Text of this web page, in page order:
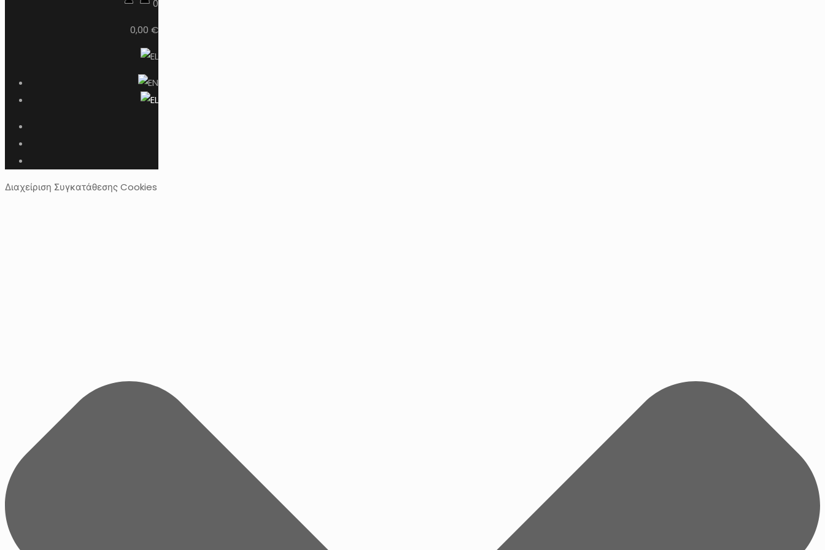
0
0,00 €
Διαχείριση Συγκατάθεσης Cookies